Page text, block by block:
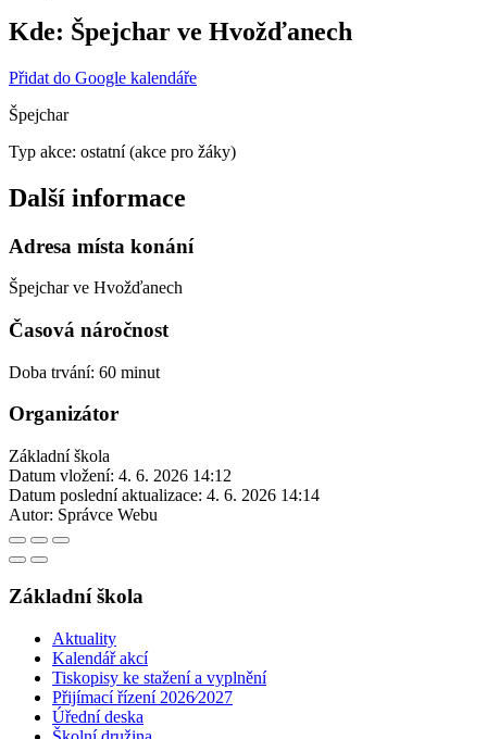
Kde: Špejchar ve Hvožďanech
Přidat do Google kalendáře
Špejchar
Typ akce: ostatní (akce pro žáky)
Další informace
Adresa místa konání
Špejchar ve Hvožďanech
Časová náročnost
Doba trvání: 60 minut
Organizátor
Základní škola
Datum vložení: 4. 6. 2026 14:12
Datum poslední aktualizace: 4. 6. 2026 14:14
Autor: Správce Webu
Základní škola
Aktuality
Kalendář akcí
Tiskopisy ke stažení a vyplnění
Přijímací řízení 2026⁄2027
Úřední deska